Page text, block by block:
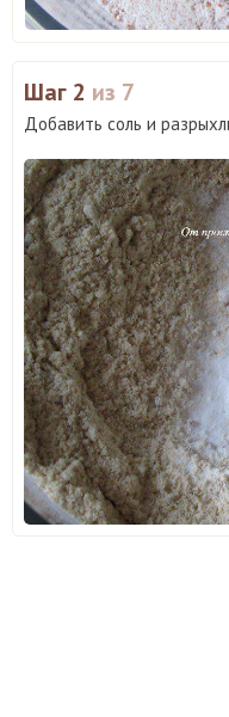
Шаг 2 из 7
Добавить соль и